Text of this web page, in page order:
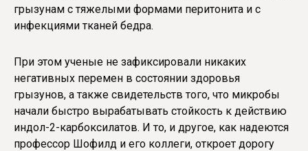
грызунам с тяжелыми формами перитонита и с
инфекциями тканей бедра.
При этом ученые не зафиксировали никаких
негативных перемен в состоянии здоровья
грызунов, а также свидетельств того, что микробы
начали быстро вырабатывать стойкость к действию
индол-2-карбоксилатов. И то, и другое, как надеются
профессор Шофилд и его коллеги, откроет дорогу